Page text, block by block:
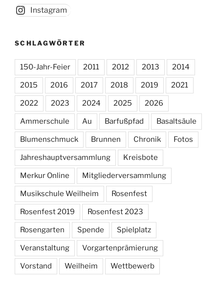
Instagram
SCHLAGWÖRTER
150-Jahr-Feier 2011 2012 2013 2014
2015 2016 2017 2018 2019 2021
2022 2023 2024 2025 2026
Ammerschule Au Barfußpfad Basaltsäule
Blumenschmuck Brunnen Chronik Fotos
Jahreshauptversammlung Kreisbote
Merkur Online Mitgliederversammlung
Musikschule Weilheim Rosenfest
Rosenfest 2019 Rosenfest 2023
Rosengarten Spende Spielplatz
Veranstaltung Vorgartenprämierung
Vorstand Weilheim Wettbewerb